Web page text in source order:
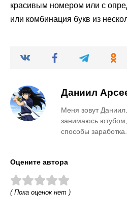
красивым номером или с
или комбинация букв из
Даниил
Меня зовут
занимаюсь
способы заработка.
Оцените автора
( Пока оценок нет )